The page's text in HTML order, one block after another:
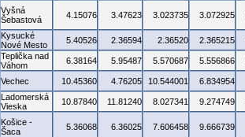
Vyšná
Šebastová
4.15076 3.47623 3.023735 3.072925
Kysucké
Nové Mesto
5.40526 2.36594 2.36520 2.365215
Teplička nad
Váhom
6.38164 5.95487 5.570687 5.556866
Vechec 10.45360 4.76205 10.544001 6.834954
Ladomerská
Vieska
10.87840 11.81240 8.027341 9.274749
Košice -
Šaca
5.36068 6.36025 7.606458 9.666739